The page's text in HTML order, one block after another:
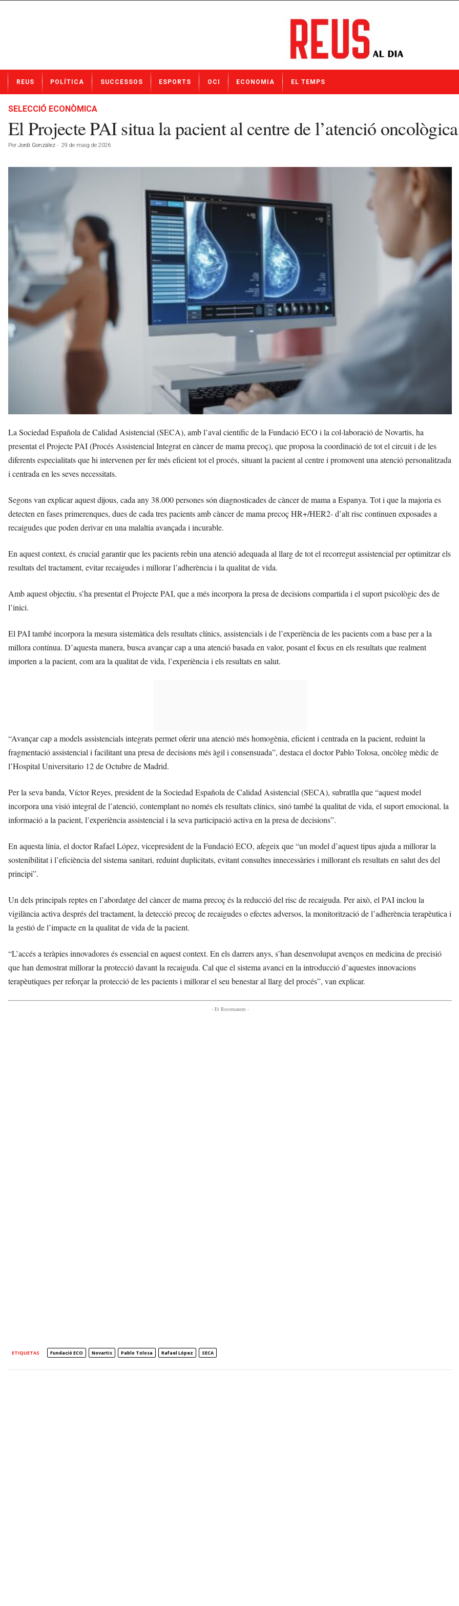
t
REUS POLÍTICA SUCCESSOS ESPORTS OCI ECONOMIA EL TEMPS
SELECCIÓ ECONÒMICA
El Projecte PAI situa la pacient al centre de l’atenció oncològica
Por Jordi González - 29 de maig de 2026
La Sociedad Española de Calidad Asistencial (SECA), amb l’aval científic de la Fundació ECO i la col·laboració de Novartis, ha
presentat el Projecte PAI (Procés Assistencial Integrat en càncer de mama precoç), que proposa la coordinació de tot el circuit i de les
diferents especialitats que hi intervenen per fer més eficient tot el procés, situant la pacient al centre i promovent una atenció personalitzada
i centrada en les seves necessitats.
Segons van explicar aquest dijous, cada any 38.000 persones són diagnosticades de càncer de mama a Espanya. Tot i que la majoria es
detecten en fases primerenques, dues de cada tres pacients amb càncer de mama precoç HR+/HER2- d’alt risc continuen exposades a
recaigudes que poden derivar en una malaltia avançada i incurable.
En aquest context, és crucial garantir que les pacients rebin una atenció adequada al llarg de tot el recorregut assistencial per optimitzar els
resultats del tractament, evitar recaigudes i millorar l’adherència i la qualitat de vida.
Amb aquest objectiu, s’ha presentat el Projecte PAI, que a més incorpora la presa de decisions compartida i el suport psicològic des de
l’inici.
El PAI també incorpora la mesura sistemàtica dels resultats clínics, assistencials i de l’experiència de les pacients com a base per a la
millora contínua. D’aquesta manera, busca avançar cap a una atenció basada en valor, posant el focus en els resultats que realment
importen a la pacient, com ara la qualitat de vida, l’experiència i els resultats en salut.
“Avançar cap a models assistencials integrats permet oferir una atenció més homogènia, eficient i centrada en la pacient, reduint la
fragmentació assistencial i facilitant una presa de decisions més àgil i consensuada”, destaca el doctor Pablo Tolosa, oncòleg mèdic de
l’Hospital Universitario 12 de Octubre de Madrid.
Per la seva banda, Víctor Reyes, president de la Sociedad Española de Calidad Asistencial (SECA), subratlla que “aquest model
incorpora una visió integral de l’atenció, contemplant no només els resultats clínics, sinó també la qualitat de vida, el suport emocional, la
informació a la pacient, l’experiència assistencial i la seva participació activa en la presa de decisions”.
En aquesta línia, el doctor Rafael López, vicepresident de la Fundació ECO, afegeix que “un model d’aquest tipus ajuda a millorar la
sostenibilitat i l’eficiència del sistema sanitari, reduint duplicitats, evitant consultes innecessàries i millorant els resultats en salut des del
principi”.
Un dels principals reptes en l’abordatge del càncer de mama precoç és la reducció del risc de recaiguda. Per això, el PAI inclou la
vigilància activa després del tractament, la detecció precoç de recaigudes o efectes adversos, la monitorització de l’adherència terapèutica i
la gestió de l’impacte en la qualitat de vida de la pacient.
“L’accés a teràpies innovadores és essencial en aquest context. En els darrers anys, s’han desenvolupat avenços en medicina de precisió
que han demostrat millorar la protecció davant la recaiguda. Cal que el sistema avanci en la introducció d’aquestes innovacions
terapèutiques per reforçar la protecció de les pacients i millorar el seu benestar al llarg del procés”, van explicar.
- Et Recomanem -
ETIQUETAS Fundació ECO Novartis Pablo Tolosa Rafael López SECA